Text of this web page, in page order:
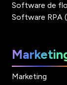
Software de
Software RPA
Marketing